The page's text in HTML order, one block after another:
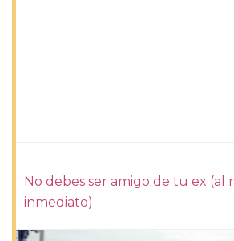
No debes ser amigo de tu ex (al
inmediato)